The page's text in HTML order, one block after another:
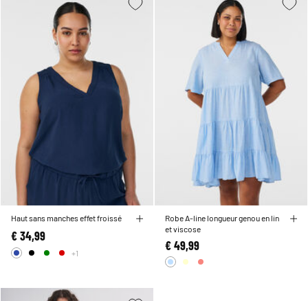
Haut sans manches effet froissé
€ 34,99
+1
Robe A-line longueur genou en lin
et viscose
€ 49,99